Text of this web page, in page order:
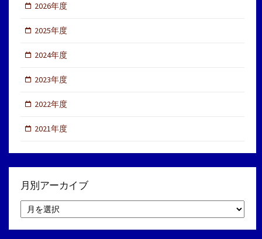
2026年度
2025年度
2024年度
2023年度
2022年度
2021年度
月別アーカイブ
別
ア